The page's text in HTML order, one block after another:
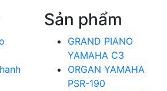
Sản phẩm
GRAND PIANO
YAMAHA C3
ORGAN YAMAHA
PSR-190